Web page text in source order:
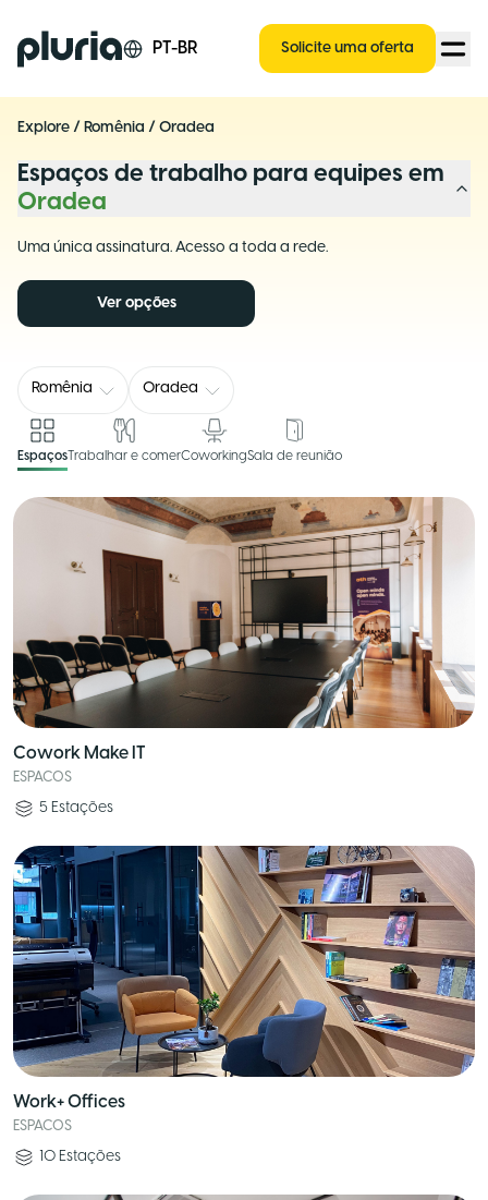
Logo Pluria PT-BR Solicite uma oferta
Explore / Romênia / Oradea
Espaços de trabalho para equipes em
Oradea
Uma única assinatura. Acesso a toda a rede.
Ver opções
Romênia Oradea
EspaçosTrabalhar e comerCoworkingSala de reunião
Cowork Make IT
ESPACOS
5 Estações
Work+ Offices
ESPACOS
10 Estações